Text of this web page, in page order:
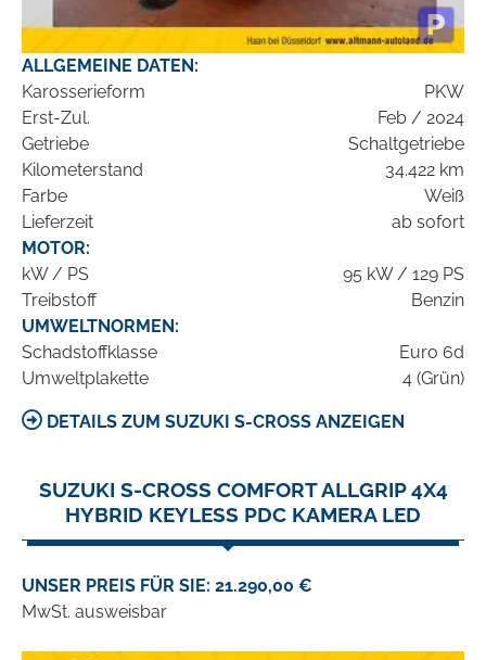
ALLGEMEINE DATEN:
Karosserieform
PKW
Erst-Zul.
Feb / 2024
Getriebe
Schaltgetriebe
Kilometerstand
34.422 km
Farbe
Weiß
Lieferzeit
ab sofort
MOTOR:
kW / PS
95 kW / 129 PS
Treibstoff
Benzin
UMWELTNORMEN:
Schadstoffklasse
Euro 6d
Umweltplakette
4 (Grün)
DETAILS ZUM SUZUKI S-CROSS ANZEIGEN
SUZUKI S-CROSS COMFORT ALLGRIP 4X4
HYBRID KEYLESS PDC KAMERA LED
UNSER PREIS FÜR SIE: 21.290,00 €
MwSt. ausweisbar